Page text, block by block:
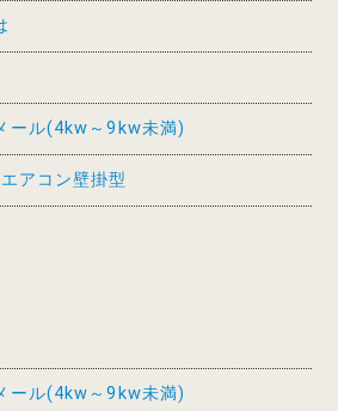
ール(4kw～9kw未満)
アコン壁掛型
ール(4kw～9kw未満)